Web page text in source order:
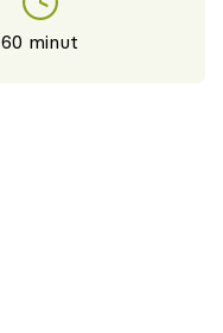
60 minut